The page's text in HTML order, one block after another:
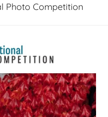
Photo Competition